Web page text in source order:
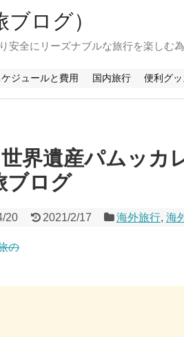
ログ）
安全にリーズナブルな旅行を楽しむ為
ジュールと費用 国内旅行 便利グ
界遺産パムッカ
ブログ
20 2021/2/17 海外旅行, 海
の